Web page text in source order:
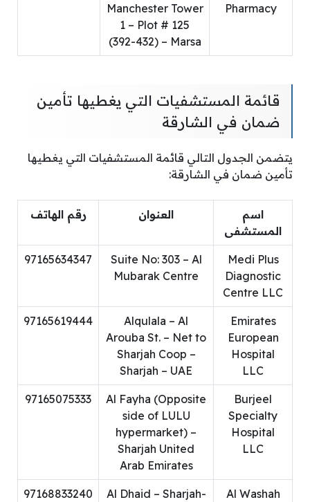
Pharmacy
Manchester Tower
1 – Plot # 125
(392-432) – Marsa
قائمة المستشفيات التي يغطيها تأمين
ضمان في الشارقة
يتضمن الجدول التالي قائمة المستشفيات التي يغطيها
تأمين ضمان في الشارقة:
اسم
المستشفى
العنوان رقم الهاتف
Medi Plus
Diagnostic
Centre LLC
Suite No: 303 – Al
Mubarak Centre
97165634347
Emirates
European
Hospital
LLC
Alqulala – Al
Arouba St. – Net to
Sharjah Coop –
Sharjah – UAE
97165619444
Burjeel
Specialty
Hospital
LLC
Al Fayha (Opposite
side of LULU
hypermarket) –
Sharjah United
Arab Emirates
97165075333
Al Washah
Al Dhaid – Sharjah-
97168833240